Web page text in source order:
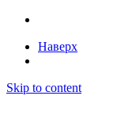
Наверх
Skip to content